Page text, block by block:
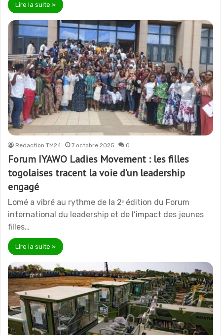
Lire la suite »
Redaction TM24 7 octobre 2025 0
Forum IYAWO Ladies Movement : les filles
togolaises tracent la voie d’un leadership
engagé
Lomé a vibré au rythme de la 2ᵉ édition du Forum
international du leadership et de l’impact des jeunes
filles…
Lire la suite »